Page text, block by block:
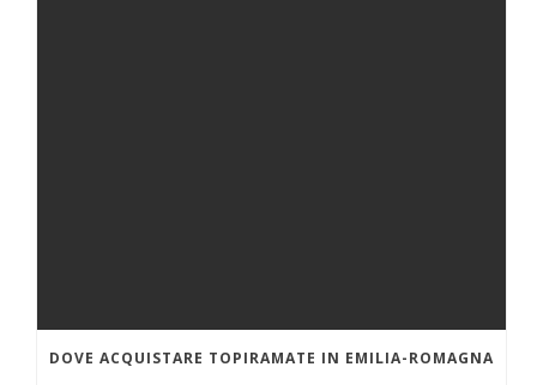
DOVE ACQUISTARE TOPIRAMATE IN EMILIA-ROMAGNA